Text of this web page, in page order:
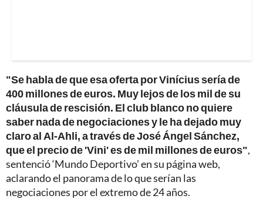
"Se habla de que esa oferta por Vinícius sería de
400 millones de euros. Muy lejos de los mil de su
cláusula de rescisión. El club blanco no quiere
saber nada de negociaciones y le ha dejado muy
claro al Al-Ahli, a través de José Ángel Sánchez,
que el precio de 'Vini' es de mil millones de euros",
sentenció ‘Mundo Deportivo’ en su página web,
aclarando el panorama de lo que serían las
negociaciones por el extremo de 24 años.